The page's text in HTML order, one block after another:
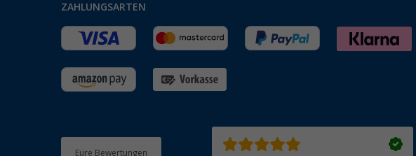
ZAHLUNGSARTEN
Eure Bewertungen